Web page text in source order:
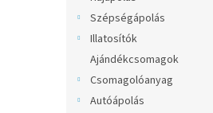
Szépségápolás
Illatosítók
Ajándékcsomagok
Csomagolóanyag
Autóápolás